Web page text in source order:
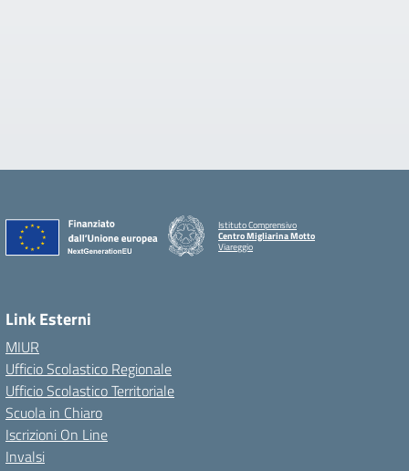
Istituto Comprensivo
Centro Migliarina Motto
Viareggio
Link Esterni
MIUR
Ufficio Scolastico Regionale
Ufficio Scolastico Territoriale
Scuola in Chiaro
Iscrizioni On Line
Invalsi